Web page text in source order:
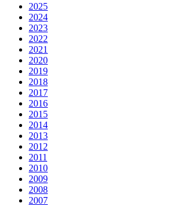
2025
2024
2023
2022
2021
2020
2019
2018
2017
2016
2015
2014
2013
2012
2011
2010
2009
2008
2007